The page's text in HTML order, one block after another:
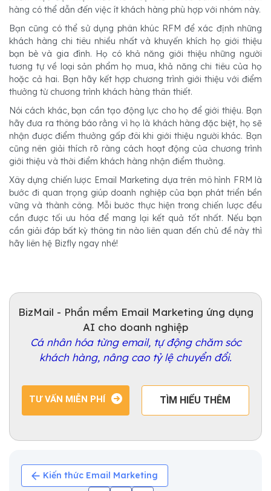
hàng có thể dẫn đến việc ít khách hàng phù hợp với nhóm này.
Bạn cũng có thể sử dụng phân khúc RFM để xác định những
khách hàng chi tiêu nhiều nhất và khuyến khích họ giới thiệu
bạn bè và gia đình. Họ có khả năng giới thiệu những người
tương tự về loại sản phẩm họ mua, khả năng chi tiêu của họ
hoặc cả hai. Bạn hãy kết hợp chương trình giới thiệu với điểm
thưởng từ chương trình khách hàng thân thiết.
Nói cách khác, bạn cần tạo động lực cho họ để giới thiệu. Bạn
hãy đưa ra thông báo rằng vì họ là khách hàng đặc biệt, họ sẽ
nhận được điểm thưởng gấp đôi khi giới thiệu người khác. Bạn
cũng nên giải thích rõ ràng cách hoạt động của chương trình
giới thiệu và thời điểm khách hàng nhận điểm thưởng.
Xây dựng chiến lược Email Marketing dựa trên mô hình FRM là
bước đi quan trọng giúp doanh nghiệp của bạn phát triển bền
vững và thành công. Mỗi bước thực hiện trong chiến lược đều
cần được tối ưu hóa để mang lại kết quả tốt nhất. Nếu bạn
cần giải đáp bất kỳ thông tin nào liên quan đến chủ đề này thì
hãy liên hệ Bizfly ngay nhé!
BizMail - Phần mềm Email Marketing ứng dụng
AI cho doanh nghiệp
Cá nhân hóa từng email, tự động chăm sóc
khách hàng, nâng cao tỷ lệ chuyển đổi.
TƯ VẤN MIỄN PHÍ TÌM HIỂU THÊM
Kiến thức Email Marketing